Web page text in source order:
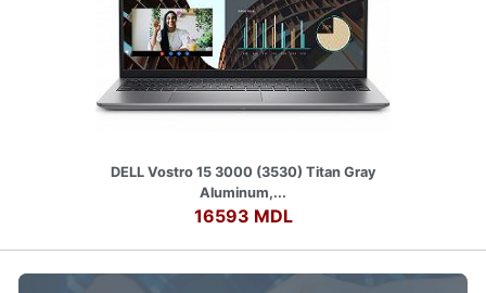
DELL Vostro 15 3000 (3530) Titan Gray
Aluminum,...
16593 MDL